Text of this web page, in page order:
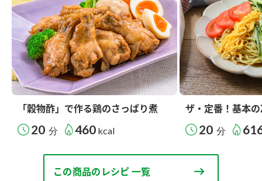
「穀物酢」で作る鶏のさっぱり煮
20 分 460 kcal
ザ・定番！基本
20 分
この商品のレシピ 一覧